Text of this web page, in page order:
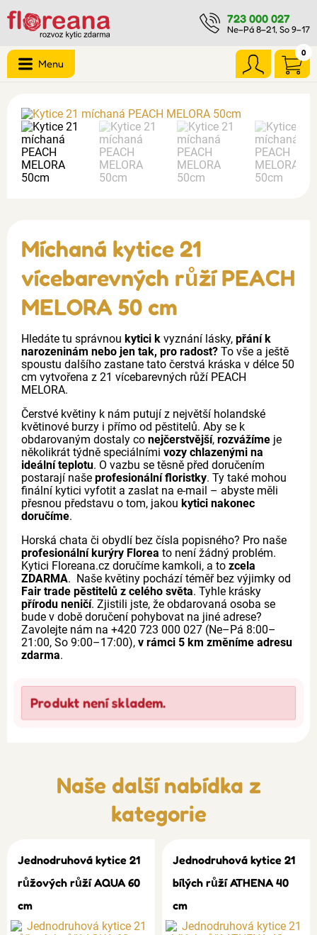
723 000 027
Ne–Pá 8–21, So 9–17
0
Menu
Míchaná kytice 21
vícebarevných růží PEACH
MELORA 50 cm
Hledáte tu správnou kytici k vyznání lásky, přání k
narozeninám nebo jen tak, pro radost? To vše a ještě
spoustu dalšího zastane tato čerstvá kráska v délce 50
cm vytvořena z 21 vícebarevných růží PEACH
MELORA.
Čerstvé květiny k nám putují z největší holandské
květinové burzy i přímo od pěstitelů. Aby se k
obdarovaným dostaly co nejčerstvější, rozvážíme je
několikrát týdně speciálními vozy chlazenými na
ideální teplotu. O vazbu se těsně před doručením
postarají naše profesionální floristky. Ty také mohou
finální kytici vyfotit a zaslat na e-mail – abyste měli
přesnou představu o tom, jakou kytici nakonec
doručíme.
Horská chata či obydlí bez čísla popisného? Pro naše
profesionální kurýry Florea to není žádný problém.
Kytici Floreana.cz doručíme kamkoli, a to zcela
ZDARMA. Naše květiny pochází téměř bez výjimky od
Fair trade pěstitelů z celého světa. Tyhle krásky
přírodu neničí. Zjistili jste, že obdarovaná osoba se
bude v době doručení pohybovat na jiné adrese?
Zavolejte nám na +420 723 000 027 (Ne–Pá 8:00–
21:00, So 9:00–17:00), v rámci 5 km změníme adresu
zdarma.
Produkt není skladem.
Naše další nabídka z
kategorie
Jednodruhová kytice 21
růžových růží AQUA 60
cm
Jednodruhová kytice 21
bílých růží ATHENA 40
cm